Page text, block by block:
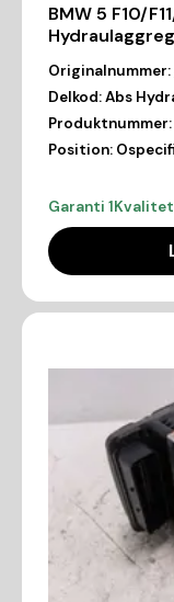
BMW 5 F10/
Originalnummer:
Delkod:Abs
Produktnummer:
Position:
Garanti 1